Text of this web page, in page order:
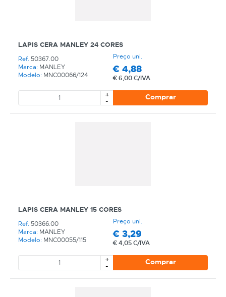
LAPIS CERA MANLEY 24 CORES
Ref. 50367.00
Marca: MANLEY
Modelo: MNC00066/124
Preço uni.
€ 4,88
€6,00 C/IVA
+
- Comprar
LAPIS CERA MANLEY 15 CORES
Ref. 50366.00
Marca: MANLEY
Modelo: MNC00055/115
Preço uni.
€ 3,29
€4,05 C/IVA
+
- Comprar